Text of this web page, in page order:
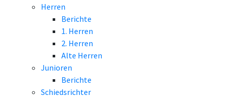
Herren
Berichte
1. Herren
2. Herren
Alte Herren
Junioren
Berichte
Schiedsrichter